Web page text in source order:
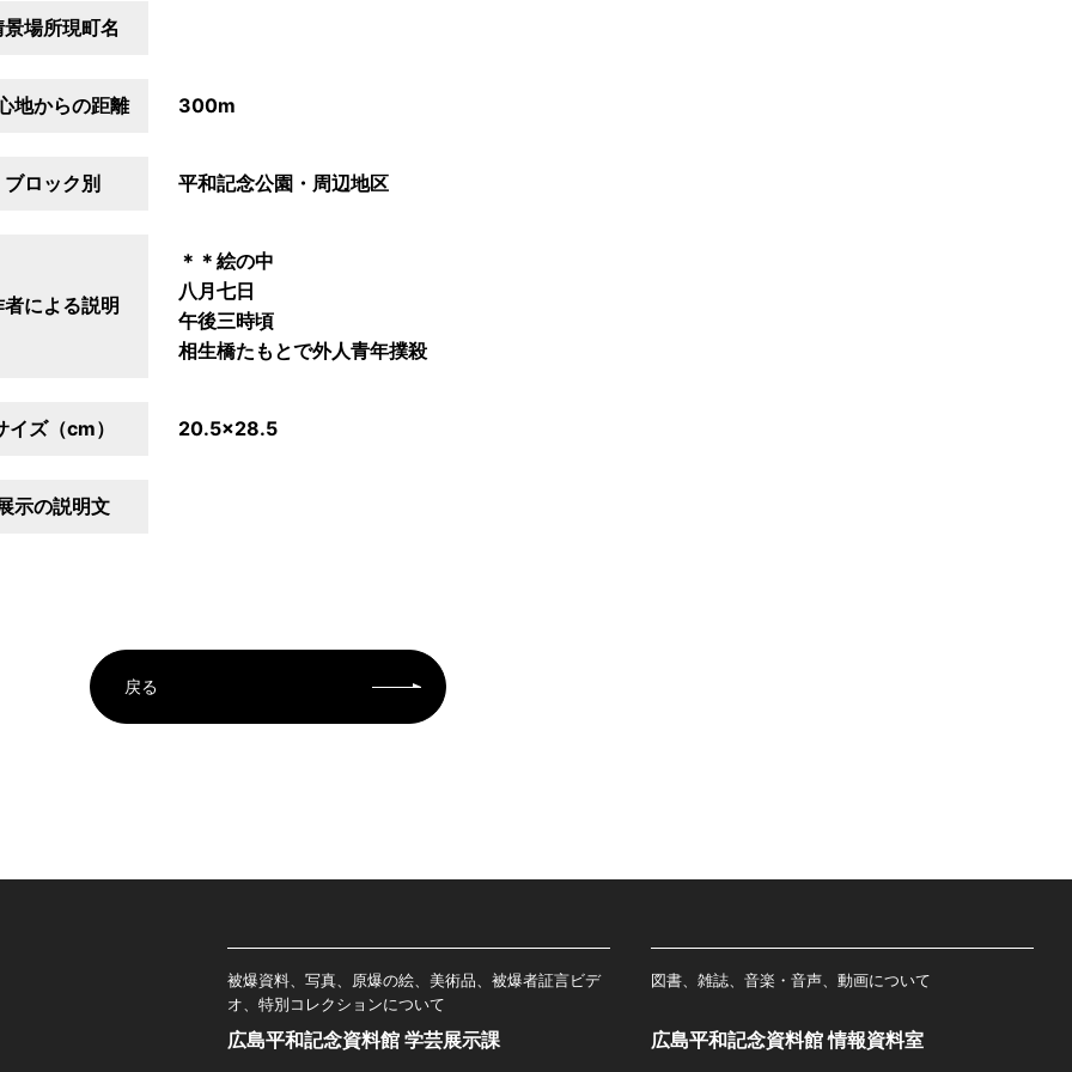
景場所現町名
地からの距離 300m
ブロック別 平和記念公園・周辺地区
者による説明
＊＊絵の中
八月七日
午後三時頃
相生橋たもとで外人青年撲殺
イズ（cm） 20.5×28.5
示の説明文
戻る
被爆資料、写真、原爆の絵、美術品、被爆者証言ビデ
オ、特別コレクションについて
広島平和記念資料館 学芸展示課
図書、雑誌、音楽・音声、動画について
広島平和記念資料館 情報資料室